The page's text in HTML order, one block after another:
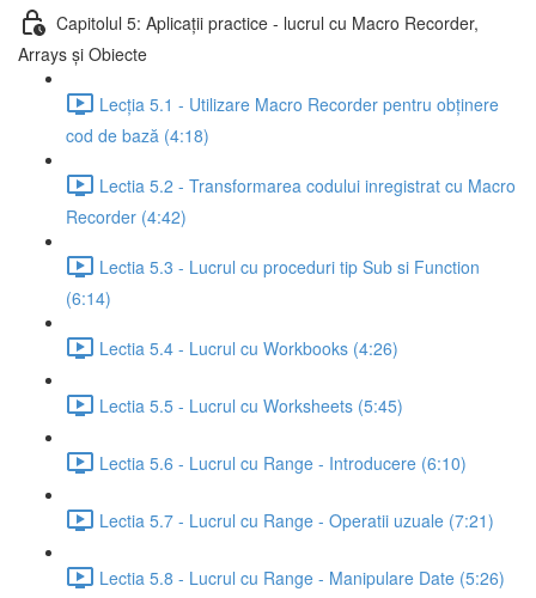
Capitolul 5: Aplicații practice - lucrul cu Macro Recorder,
Arrays și Obiecte
Lecția 5.1 - Utilizare Macro Recorder pentru obținere
cod de bază (4:18)
Lectia 5.2 - Transformarea codului inregistrat cu Macro
Recorder (4:42)
Lectia 5.3 - Lucrul cu proceduri tip Sub si Function
(6:14)
Lectia 5.4 - Lucrul cu Workbooks (4:26)
Lectia 5.5 - Lucrul cu Worksheets (5:45)
Lectia 5.6 - Lucrul cu Range - Introducere (6:10)
Lectia 5.7 - Lucrul cu Range - Operatii uzuale (7:21)
Lectia 5.8 - Lucrul cu Range - Manipulare Date (5:26)